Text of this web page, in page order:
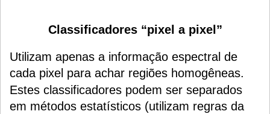
Classificadores “pixel a pixel”
Utilizam apenas a informação espectral de
cada pixel para achar regiões homogêneas.
Estes classificadores podem ser separados
em métodos estatísticos (utilizam regras da